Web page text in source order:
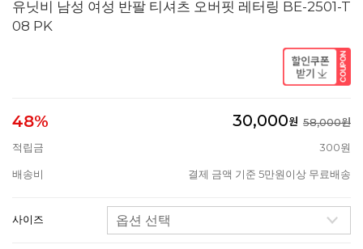
유닛비 남성 여성 반팔 티셔츠 오버핏 레터링 BE-2501-T
08 PK
48% 30,000원 58,000원
적립금
300원
배송비 결제 금액 기준 5만원이상 무료배송
사이즈